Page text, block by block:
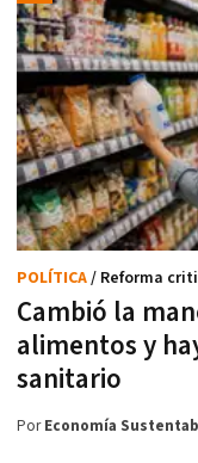
Cambió la
alimentos y
sanitario
POLÍTICA/ Reforma
PorEconomía